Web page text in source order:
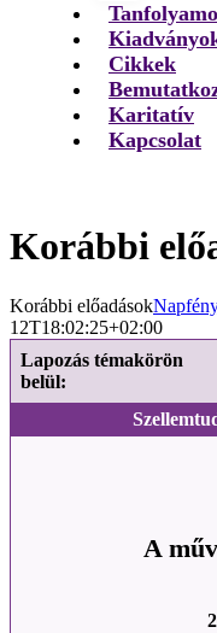
Cikkek
Karitatív
Kapcsolat
Korábbi
Korábbi előadások
12T18:02:25+02:00
Lapozás témakörön
belül:
A